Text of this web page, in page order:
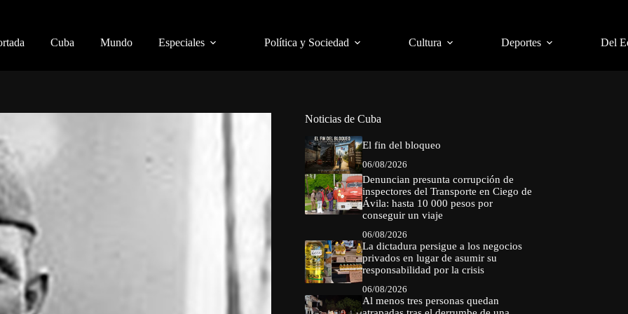
Cuba Mundo Especiales Política y Sociedad Cultura Deportes Del
Noticias de Cuba
El fin del bloqueo
06/08/2026
Denuncian presunta corrupción de
inspectores del Transporte en Ciego de
Ávila: hasta 10 000 pesos por
conseguir un viaje
06/08/2026
La dictadura persigue a los negocios
privados en lugar de asumir su
responsabilidad por la crisis
06/08/2026
Al menos tres personas quedan